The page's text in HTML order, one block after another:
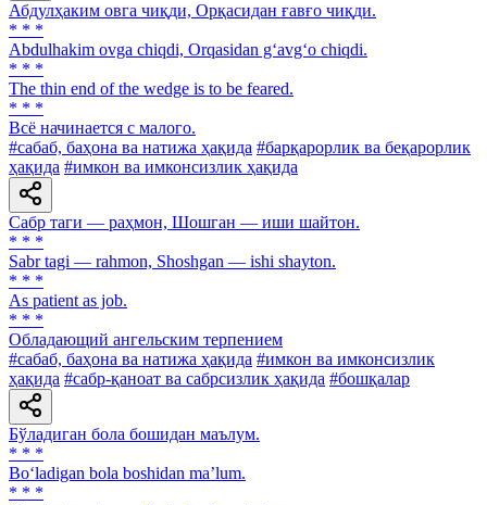
Абдулҳаким овга чиқди, Орқасидан ғавғо чиқди.
* * *
Abdulhakim ovga chiqdi, Orqasidan g‘avg‘o chiqdi.
* * *
The thin end of the wedge is to be feared.
* * *
Всё начинается с малого.
#сабаб, баҳона ва натижа ҳақида #барқарорлик ва беқарорлик
ҳақида #имкон ва имконсизлик ҳақида
Сабр таги — раҳмон, Шошган — иши шайтон.
* * *
Sabr tagi — rahmon, Shoshgan — ishi shayton.
* * *
As patient as job.
* * *
Обладающий ангельским терпением
#сабаб, баҳона ва натижа ҳақида #имкон ва имконсизлик
ҳақида #сабр-қаноат ва сабрсизлик ҳақида #бошқалар
Бўладиган бола бошидан маълум.
* * *
Bo‘ladigan bola boshidan ma’lum.
* * *